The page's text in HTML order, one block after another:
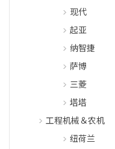
现代
起亚
纳智捷
萨博
三菱
塔塔
工程机械＆农机
纽荷兰